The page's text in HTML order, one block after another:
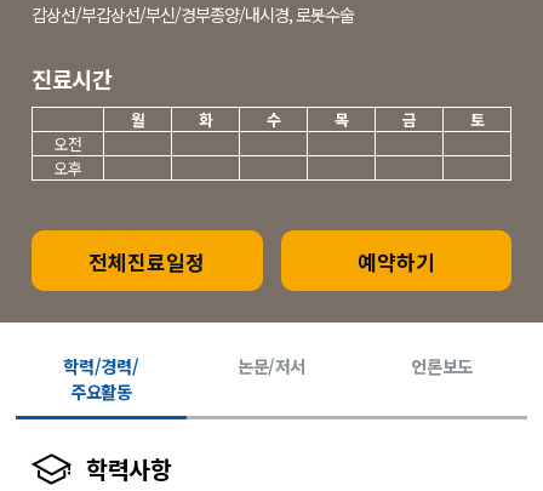
갑상선/부갑상선/부신/경부종양/내시경, 로봇수술
진료시간
월 화 수 목 금
토
오전
오후
전체진료일정 예약하기
학력/경력/
주요활동
논문/저서 언론보도
학력사항